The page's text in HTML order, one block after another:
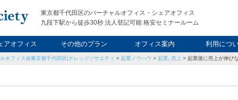
東京都千代田区のバーチャルオフィス・シェアオフィス
九段下駅から徒歩30秒 法人登記可能 格安セミナールーム
アオフィス その他のプラン
レンタルオフィス
ナイト&ウィークエンド
貸し会議室
オフィス案内 利用につ
利用料金
申込につ
FAQ
オフィス@東京都千代田区|ナレッジソサエティ > 起業ノウハウ > 起業 売上 > 起業後に売上が伸び